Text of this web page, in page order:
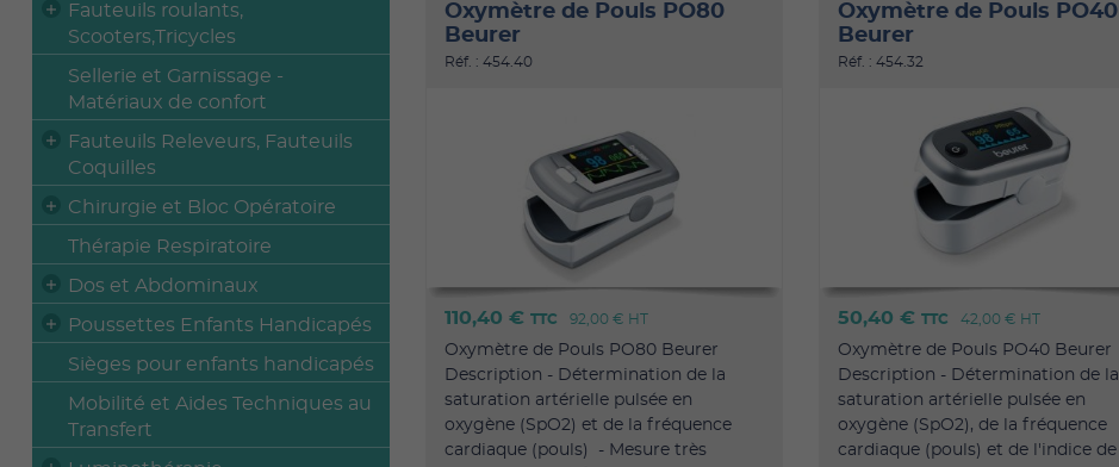
Fauteuils roulants,
Scooters,Tricycles
Sellerie et Garnissage -
Matériaux de confort
Fauteuils Releveurs, Fauteuils
Coquilles
Chirurgie et Bloc Opératoire
Thérapie Respiratoire
Dos et Abdominaux
Poussettes Enfants Handicapés
Sièges pour enfants handicapés
Mobilité et Aides Techniques au
Transfert
Oxymètre de Pouls PO80
Beurer
Réf. : 454.40
110,40 € TTC 92,00 € HT
Oxymètre de Pouls PO80 Beurer
Description - Détermination de la
saturation artérielle pulsée en
oxygène (SpO2) et de la fréquence
cardiaque (pouls) - Mesure très
Oxymètre de Pouls PO40
Beurer
Réf. : 454.32
50,40 € TTC 42,00 € HT
Oxymètre de Pouls PO40 Beurer
Description - Détermination de la
saturation artérielle pulsée en
oxygène (SpO2), de la fréquence
cardiaque (pouls) et de l'indice de